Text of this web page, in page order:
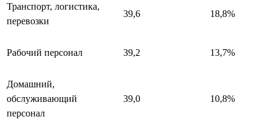
Транспорт, логистика,
перевозки
39,6 18,8%
Рабочий персонал 39,2 13,7%
Домашний,
обслуживающий
персонал
39,0 10,8%